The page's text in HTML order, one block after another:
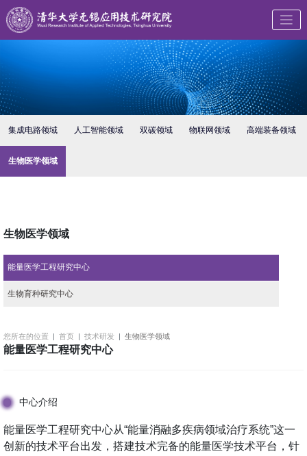
集成电路领域 人工智能领域 双碳领域 物联网领域 高端装备领域
生物医学领域
生物医学领域
能量医学工程研究中心
生物育种研究中心
能量医学工程研究中心
您所在的位置 首页 技术研发 生物医学领域
中心介绍
能量医学工程研究中心从“能量消融多疾病领域治疗系统”这一
创新的技术平台出发，搭建技术完备的能量医学技术平台，针